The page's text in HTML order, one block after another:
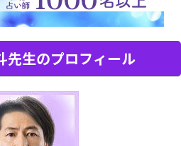
先生のプロフィール